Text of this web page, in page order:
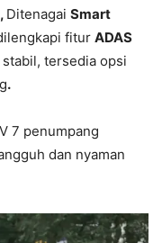
Ditenagai Smart
fitur ADAS
tersedia opsi
.
7 penumpang
dan nyaman